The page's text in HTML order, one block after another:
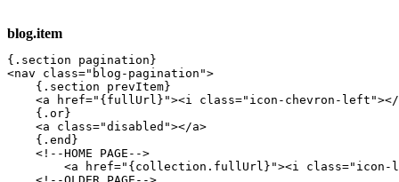
blog.item
{.section pagination}
<nav class="blog-pagination">
    {.section prevItem}
<a href="{fullUrl}"><i class="icon-chevron-
    {.or}
    <a class="disabled"></a>
    {.end}
    <!--HOME PAGE-->
<a href="{collection.fullUrl}"><i class="icon-